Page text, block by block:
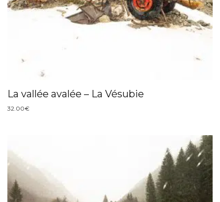
La vallée avalée – La Vésubie
32.00€